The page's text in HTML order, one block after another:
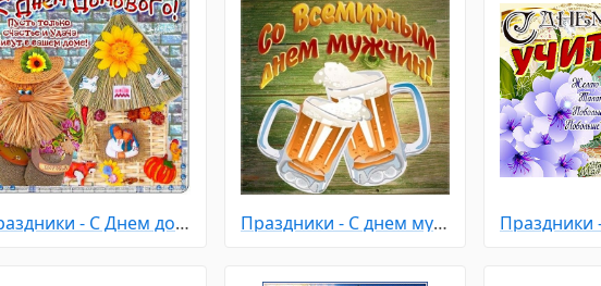
Праздники - С Днем домового Праздники - С днем мужчин